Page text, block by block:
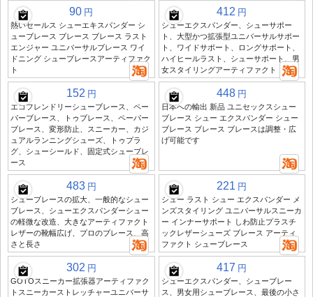
90 円
熱いセールス シューエキスパンダー シ
ューブレース ブレース ブレース ラスト
エンジャー ユニバーサルブレース ワイ
ドニング シューブレースアーティファク
ト
412 円
シューエクスパンダー、シューサポー
ト、大型かつ拡張型ユニバーサルサポー
ト、ワイドサポート、ロングサポート、
ハイヒールラスト、シューサポート、男
女スタイリングアーティファクト
152 円
エコフレンドリーシューブレース、ペー
パーブレース、トゥブレース、ペーパー
ブレース、変形防止、スニーカー、カジ
ュアルランニングシューズ、トゥプラ
グ、シューシールド、固定式シューブレ
ース
448 円
日本への輸出 新品 ユニセックスシュー
ブレース シュー エクスパンダー シュー
ブレース ブレース ブレースは調整・広
げ可能です
483 円
シューブレースの拡大、一般的なシュー
ブレース、シューエクスパンダーシュー
の軽微な改造、大きなアーティファクト
レザーの靴幅広げ、プロのブレース、高
さと長さ
221 円
シュー ラスト シュー エクスパンダー メ
ンズスタイリング ユニバーサルスニーカ
ー インナーサポート しわ防止プラスチ
ックレザーシューズ ブレース アーティ
ファクト シューブレース
302 円
GOTOスニーカー拡張器アーティファク
トスニーカーストレッチャーユニバーサ
417 円
シューエクスパンダー、シューブレー
ス、男女用シューブレース、最後の小さ